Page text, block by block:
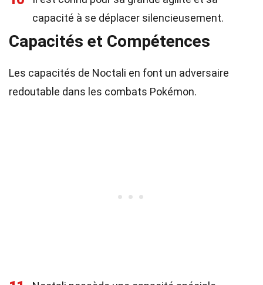
capacité à se déplacer silencieusement.
Capacités et Compétences
Les capacités de Noctali en font un adversaire
redoutable dans les combats Pokémon.